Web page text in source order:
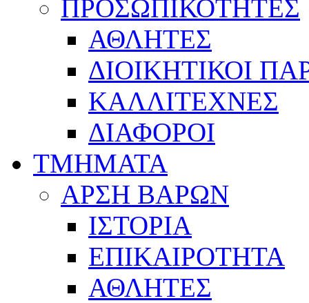
ΠΡΟΣΩΠΙΚΟΤΗΤΕΣ
ΑΘΛΗΤΕΣ
ΔΙΟΙΚΗΤΙΚΟΙ
ΚΑΛΛΙΤΕΧΝΕΣ
ΔΙΑΦΟΡΟΙ
ΤΜΗΜΑΤΑ
ΑΡΣΗ ΒΑΡΩΝ
ΙΣΤΟΡΙΑ
ΕΠΙΚΑΙΡΟΤΗΤΑ
ΑΘΛΗΤΕΣ